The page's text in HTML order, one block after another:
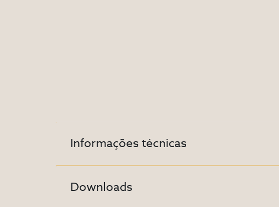
Informações técnicas
Downloads